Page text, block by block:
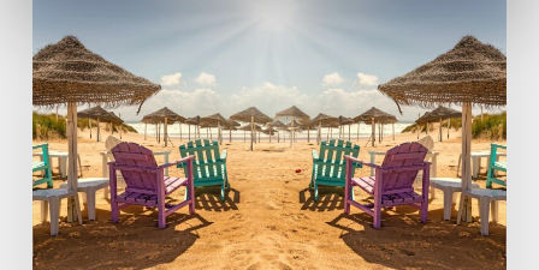
arbetsgivare
och
anställda